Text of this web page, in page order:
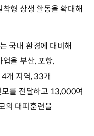
형 상생 활동을 확대해
국내 환경에 대비해
을 부산, 포항,
개 지역, 33개
를 전달하고 13,000여
의 대피훈련을